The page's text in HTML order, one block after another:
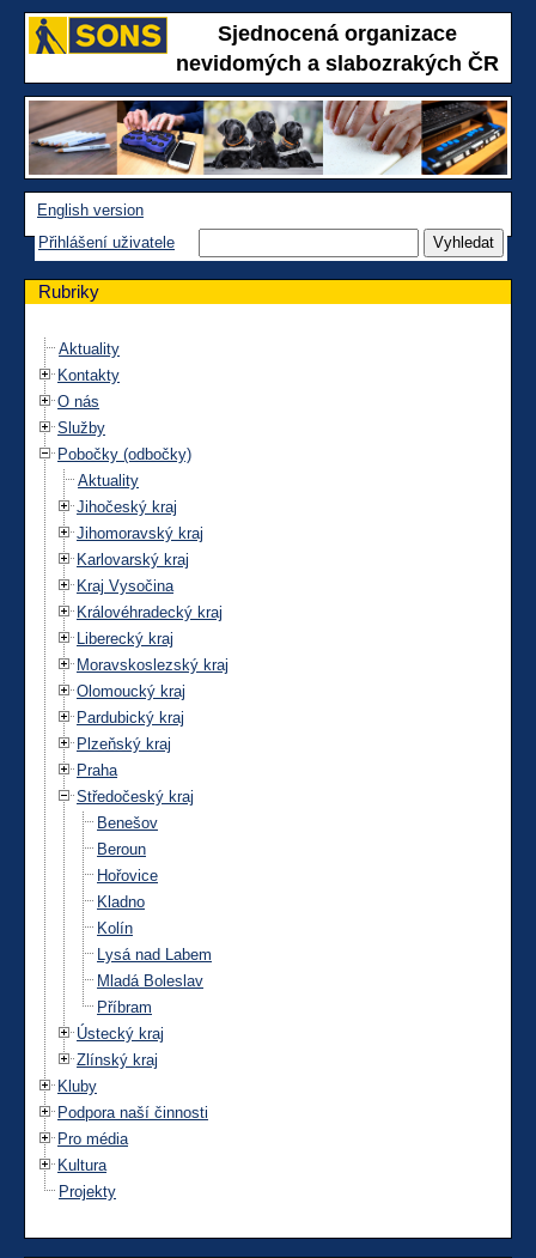
Sjednocená organizace
nevidomých a slabozrakých ČR
English version
Přihlášení uživatele
Rubriky
Aktuality
Kontakty
O nás
Služby
Pobočky (odbočky)
Aktuality
Jihočeský kraj
Jihomoravský kraj
Karlovarský kraj
Kraj Vysočina
Královéhradecký kraj
Liberecký kraj
Moravskoslezský kraj
Olomoucký kraj
Pardubický kraj
Plzeňský kraj
Praha
Středočeský kraj
Benešov
Beroun
Hořovice
Kladno
Kolín
Lysá nad Labem
Mladá Boleslav
Příbram
Ústecký kraj
Zlínský kraj
Kluby
Podpora naší činnosti
Pro média
Kultura
Projekty